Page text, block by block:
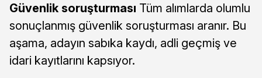
Güvenlik soruşturması Tüm alımlarda olumlu
sonuçlanmış güvenlik soruşturması aranır. Bu
aşama, adayın sabıka kaydı, adli geçmiş ve
idari kayıtlarını kapsıyor.